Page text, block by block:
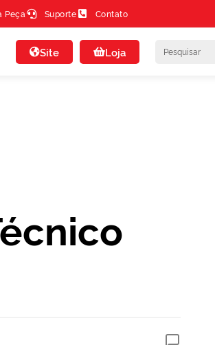
Peça Suporte Contato
Site Loja